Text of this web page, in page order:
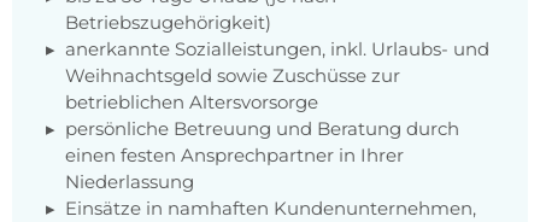
Betriebszugehörigkeit)
anerkannte Sozialleistungen, inkl. Urlaubs- und
Weihnachtsgeld sowie Zuschüsse zur
betrieblichen Altersvorsorge
persönliche Betreuung und Beratung durch
einen festen Ansprechpartner in Ihrer
Niederlassung
Einsätze in namhaften Kundenunternehmen,